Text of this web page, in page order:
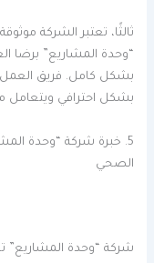
ثالثًا، تعتبر الشركة
“وحدة المشاريع” برضا
بشكل كامل. فريق العمل
بشكل احترافي ويتعامل
5. خبرة شركة “وحدة
الصحي
شركة “وحدة المشاريع”